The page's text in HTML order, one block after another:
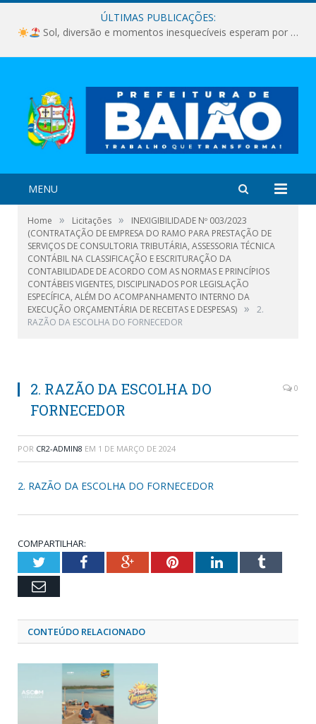
ÚLTIMAS PUBLICAÇÕES:
Sol, diversão e momentos inesquecíveis esperam por você!
MENU
Home » Licitações »
INEXIGIBILIDADE Nº 003/2023
(CONTRATAÇÃO DE EMPRESA DO RAMO PARA PRESTAÇÃO DE
SERVIÇOS DE CONSULTORIA TRIBUTÁRIA, ASSESSORIA TÉCNICA
CONTÁBIL NA CLASSIFICAÇÃO E ESCRITURAÇÃO DA
CONTABILIDADE DE ACORDO COM AS NORMAS E PRINCÍPIOS
CONTÁBEIS VIGENTES, DISCIPLINADOS POR LEGISLAÇÃO
ESPECÍFICA, ALÉM DO ACOMPANHAMENTO INTERNO DA
EXECUÇÃO ORÇAMENTÁRIA DE RECEITAS E DESPESAS) »
2.
RAZÃO DA ESCOLHA DO FORNECEDOR
2. RAZÃO DA ESCOLHA DO
FORNECEDOR
0
POR CR2-ADMIN8 EM 1 DE MARÇO DE 2024
2. RAZÃO DA ESCOLHA DO FORNECEDOR
COMPARTILHAR:
TwitterFacebookGoogle+PinterestLinkedInTumblr
Email
CONTEÚDO RELACIONADO